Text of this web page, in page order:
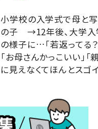
小学校の入学式で母と
の子 →12年後、大学入
の様子に…「若返ってる？
「お母さんかっこいい」「
に見えなくてほんとスゴイ